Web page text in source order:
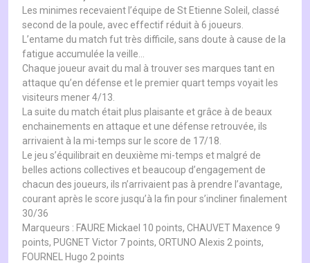
Les minimes recevaient l’équipe de St Etienne Soleil, classé
second de la poule, avec effectif réduit à 6 joueurs.
L’entame du match fut très difficile, sans doute à cause de la
fatigue accumulée la veille…
Chaque joueur avait du mal à trouver ses marques tant en
attaque qu’en défense et le premier quart temps voyait les
visiteurs mener 4/13.
La suite du match était plus plaisante et grâce à de beaux
enchainements en attaque et une défense retrouvée, ils
arrivaient à la mi-temps sur le score de 17/18.
Le jeu s’équilibrait en deuxième mi-temps et malgré de
belles actions collectives et beaucoup d’engagement de
chacun des joueurs, ils n’arrivaient pas à prendre l’avantage,
courant après le score jusqu’à la fin pour s’incliner finalement
30/36
Marqueurs : FAURE Mickael 10 points, CHAUVET Maxence 9
points, PUGNET Victor 7 points, ORTUNO Alexis 2 points,
FOURNEL Hugo 2 points